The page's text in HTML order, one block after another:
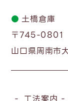
● 土橋倉庫
〒745-0801
山口県周南市
工法案内